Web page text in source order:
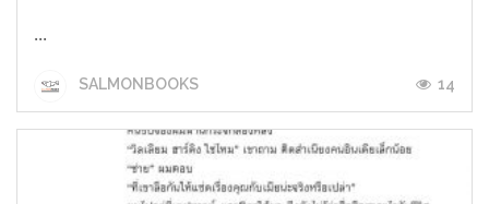
...
SALMONBOOKS 14